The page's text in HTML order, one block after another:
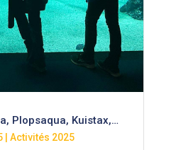
Plopsaqua, Kuistax,…
| Activités 2025